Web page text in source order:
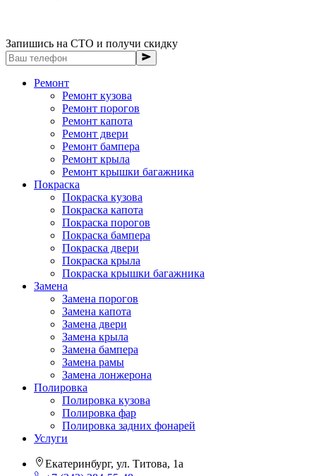
Запишись на СТО и получи скидку
Ремонт
Ремонт кузова
Ремонт порогов
Ремонт капота
Ремонт двери
Ремонт бампера
Ремонт крыла
Ремонт крышки багажника
Покраска
Покраска кузова
Покраска капота
Покраска порогов
Покраска бампера
Покраска двери
Покраска крыла
Покраска крышки багажника
Замена
Замена порогов
Замена капота
Замена двери
Замена крыла
Замена бампера
Замена рамы
Замена лонжерона
Полировка
Полировка кузова
Полировка фар
Полировка задних фонарей
Услуги
Екатеринбург, ул. Титова, 1а